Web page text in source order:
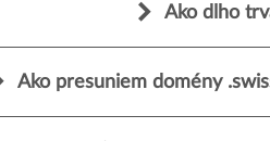
Ako dlho
Ako presuniem domény